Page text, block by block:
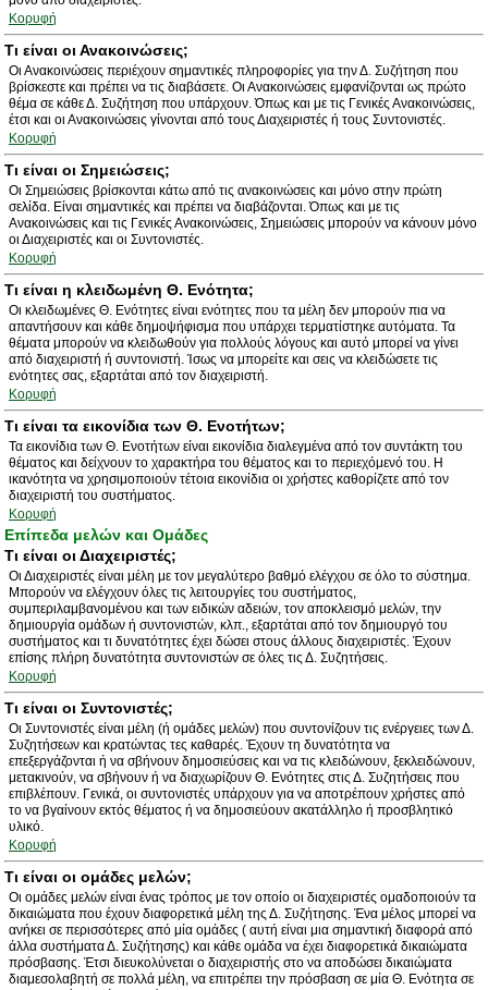
Κορυφή
Τι είναι οι Ανακοινώσεις;
Οι Ανακοινώσεις περιέχουν σημαντικές πληροφορίες για την Δ. Συζήτηση που
βρίσκεστε και πρέπει να τις διαβάσετε. Οι Ανακοινώσεις εμφανίζονται ως πρώτο
θέμα σε κάθε Δ. Συζήτηση που υπάρχουν. Όπως και με τις Γενικές Ανακοινώσεις,
έτσι και οι Ανακοινώσεις γίνονται από τους Διαχειριστές ή τους Συντονιστές.
Κορυφή
Τι είναι οι Σημειώσεις;
Οι Σημειώσεις βρίσκονται κάτω από τις ανακοινώσεις και μόνο στην πρώτη
σελίδα. Είναι σημαντικές και πρέπει να διαβάζονται. Όπως και με τις
Ανακοινώσεις και τις Γενικές Ανακοινώσεις, Σημειώσεις μπορούν να κάνουν μόνο
οι Διαχειριστές και οι Συντονιστές.
Κορυφή
Τι είναι η κλειδωμένη Θ. Ενότητα;
Οι κλειδωμένες Θ. Ενότητες είναι ενότητες που τα μέλη δεν μπορούν πια να
απαντήσουν και κάθε δημοψήφισμα που υπάρχει τερματίστηκε αυτόματα. Τα
θέματα μπορούν να κλειδωθούν για πολλούς λόγους και αυτό μπορεί να γίνει
από διαχειριστή ή συντονιστή. Ίσως να μπορείτε και σεις να κλειδώσετε τις
ενότητες σας, εξαρτάται από τον διαχειριστή.
Κορυφή
Τι είναι τα εικονίδια των Θ. Ενοτήτων;
Τα εικονίδια των Θ. Ενοτήτων είναι εικονίδια διαλεγμένα από τον συντάκτη του
θέματος και δείχνουν το χαρακτήρα του θέματος και το περιεχόμενό του. Η
ικανότητα να χρησιμοποιούν τέτοια εικονίδια οι χρήστες καθορίζετε από τον
διαχειριστή του συστήματος.
Κορυφή
Επίπεδα μελών και Ομάδες
Τι είναι οι Διαχειριστές;
Οι Διαχειριστές είναι μέλη με τον μεγαλύτερο βαθμό ελέγχου σε όλο το σύστημα.
Μπορούν να ελέγχουν όλες τις λειτουργίες του συστήματος,
συμπεριλαμβανομένου και των ειδικών αδειών, τον αποκλεισμό μελών, την
δημιουργία ομάδων ή συντονιστών, κλπ., εξαρτάται από τον δημιουργό του
συστήματος και τι δυνατότητες έχει δώσει στους άλλους διαχειριστές. Έχουν
επίσης πλήρη δυνατότητα συντονιστών σε όλες τις Δ. Συζητήσεις.
Κορυφή
Τι είναι οι Συντονιστές;
Οι Συντονιστές είναι μέλη (ή ομάδες μελών) που συντονίζουν τις ενέργειες των Δ.
Συζητήσεων και κρατώντας τες καθαρές. Έχουν τη δυνατότητα να
επεξεργάζονται ή να σβήνουν δημοσιεύσεις και να τις κλειδώνουν, ξεκλειδώνουν,
μετακινούν, να σβήνουν ή να διαχωρίζουν Θ. Ενότητες στις Δ. Συζητήσεις που
επιβλέπουν. Γενικά, οι συντονιστές υπάρχουν για να αποτρέπουν χρήστες από
το να βγαίνουν εκτός θέματος ή να δημοσιεύουν ακατάλληλο ή προσβλητικό
υλικό.
Κορυφή
Τι είναι οι ομάδες μελών;
Οι ομάδες μελών είναι ένας τρόπος με τον οποίο οι διαχειριστές ομαδοποιούν τα
δικαιώματα που έχουν διαφορετικά μέλη της Δ. Συζήτησης. Ένα μέλος μπορεί να
ανήκει σε περισσότερες από μία ομάδες ( αυτή είναι μια σημαντική διαφορά από
άλλα συστήματα Δ. Συζήτησης) και κάθε ομάδα να έχει διαφορετικά δικαιώματα
πρόσβασης. Έτσι διευκολύνεται ο διαχειριστής στο να αποδώσει δικαιώματα
διαμεσολαβητή σε πολλά μέλη, να επιτρέπει την πρόσβαση σε μία Θ. Ενότητα σε